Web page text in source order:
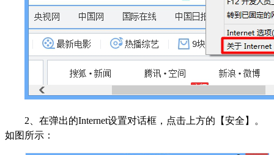
2、在弹出的Internet设置对话框，点击上方的【安全】。
如图所示：